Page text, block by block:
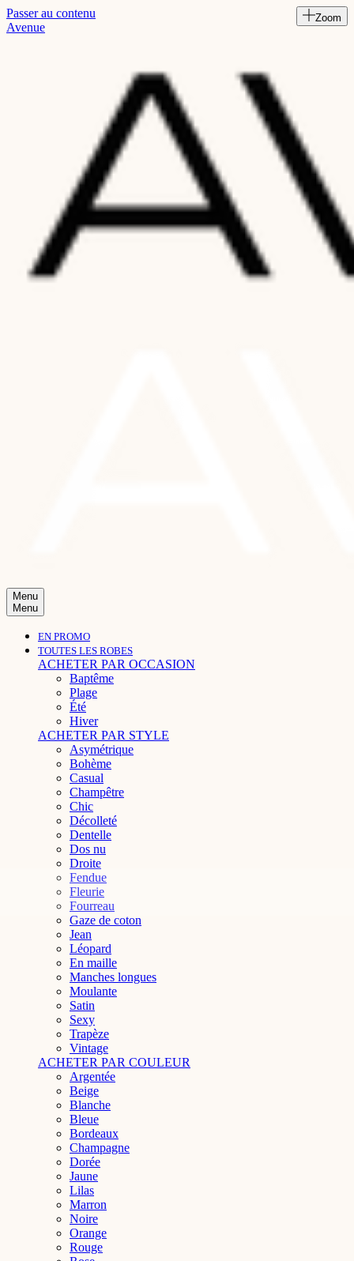
Read
Passer au contenu
Avenue
Menu
Menu
EN PROMO
TOUTES LES ROBES
ACHETER PAR OCCASION
Baptême
Plage
Été
Hiver
ACHETER PAR STYLE
Asymétrique
Bohème
Casual
Champêtre
Chic
Décolleté
Dentelle
Dos nu
Droite
Fendue
Fleurie
Fourreau
Gaze de coton
Jean
Léopard
En maille
Manches longues
Moulante
Satin
Sexy
Trapèze
Vintage
ACHETER PAR COULEUR
Argentée
Beige
Blanche
Bleue
Bordeaux
Champagne
Dorée
Jaune
Lilas
Marron
Noire
Orange
Rouge
Zoom